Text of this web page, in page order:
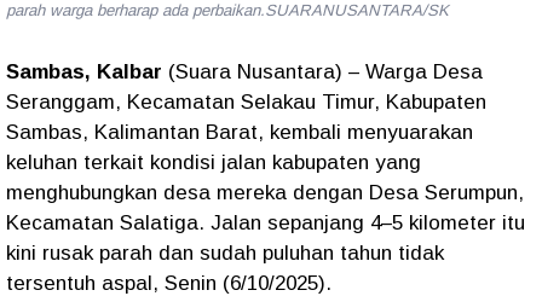
parah warga berharap ada perbaikan.SUARANUSANTARA/SK
Sambas, Kalbar (Suara Nusantara) – Warga Desa
Seranggam, Kecamatan Selakau Timur, Kabupaten
Sambas, Kalimantan Barat, kembali menyuarakan
keluhan terkait kondisi jalan kabupaten yang
menghubungkan desa mereka dengan Desa Serumpun,
Kecamatan Salatiga. Jalan sepanjang 4–5 kilometer itu
kini rusak parah dan sudah puluhan tahun tidak
tersentuh aspal, Senin (6/10/2025).